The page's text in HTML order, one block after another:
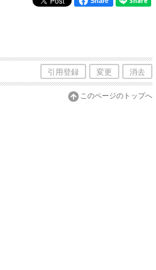
引用登録 変更 消去
このページのトップへ